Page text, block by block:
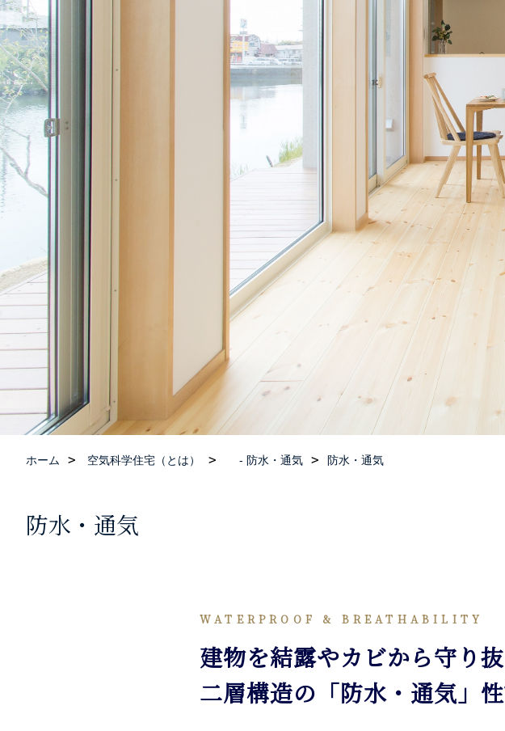
ホーム 空気科学住宅（とは） - 防水・通気 防水・通気
防水・通気
WATERPROOF & BREATHABILITY
建物を結露やカビから守り抜
二層構造の「防水・通気」性